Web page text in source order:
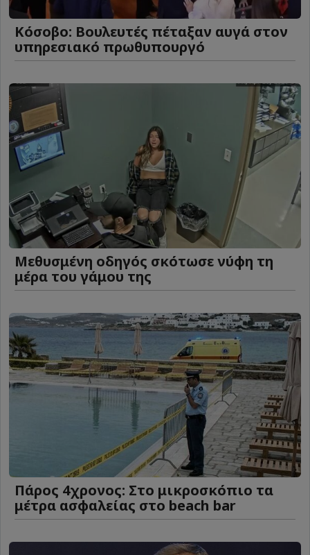
Κόσοβο: Βουλευτές πέταξαν αυγά στον
υπηρεσιακό πρωθυπουργό
Μεθυσμένη οδηγός σκότωσε νύφη τη
μέρα του γάμου της
Πάρος 4χρονος: Στο μικροσκόπιο τα
μέτρα ασφαλείας στο beach bar